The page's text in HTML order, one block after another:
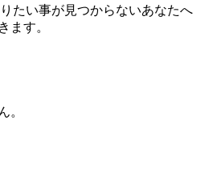
たい事が見つからないあなたへ
ます。
。